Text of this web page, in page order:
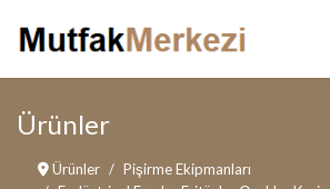
Ürünler
Ürünler
Pişirme Ekipmanları